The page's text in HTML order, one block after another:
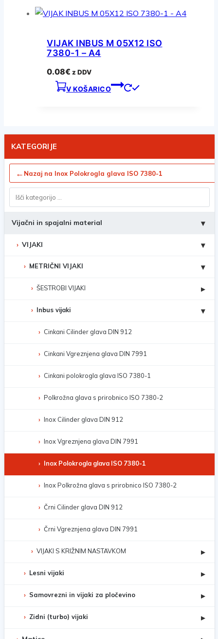
VIJAK INBUS M 05X12 ISO
7380-1 – A4
0.08€ z DDV
V KOŠARICO
KATEGORIJE
← Nazaj na Inox Polokrogla glava ISO 7380-1
Vijačni in spajalni material ▾
VIJAKI ▾
METRIČNI VIJAKI ▾
ŠESTROBI VIJAKI ▸
Inbus vijaki ▾
Cinkani Cilinder glava DIN 912
Cinkani Vgreznjena glava DIN 7991
Cinkani polokrogla glava ISO 7380-1
Polkrožna glava s prirobnico ISO 7380-2
Inox Cilinder glava DIN 912
Inox Vgreznjena glava DIN 7991
Inox Polokrogla glava ISO 7380-1
Inox Polkrožna glava s prirobnico ISO 7380-2
Črni Cilinder glava DIN 912
Črni Vgreznjena glava DIN 7991
VIJAKI S KRIŽNIM NASTAVKOM ▸
Lesni vijaki ▸
Samovrezni in vijaki za pločevino ▸
Zidni (turbo) vijaki ▸